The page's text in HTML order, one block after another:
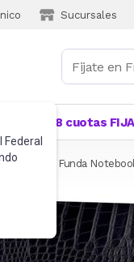
Sucursales
Federal
18 cuotas
Funda